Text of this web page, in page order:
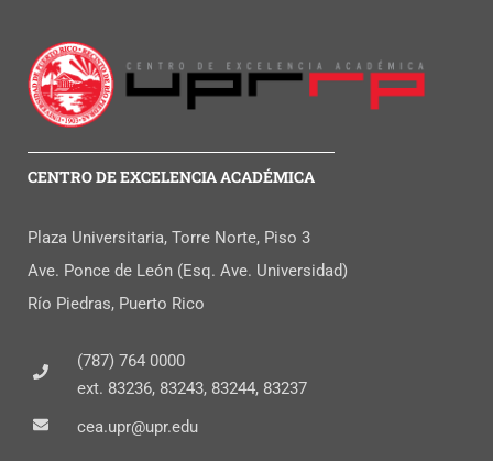
CENTRO DE EXCELENCIA ACADÉMICA
Plaza Universitaria, Torre Norte, Piso 3
Ave. Ponce de León (Esq. Ave. Universidad)
Río Piedras, Puerto Rico
(787) 764 0000
ext. 83236, 83243, 83244, 83237
cea.upr@upr.edu